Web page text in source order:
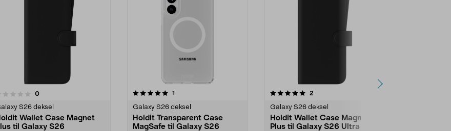
0anmeldelser
S26 deksel
Wallet Case Magnet
til Galaxy S26
5.0 av 5 stjerner 1
Galaxy S26 deksel
Holdit Transparent Case
MagSafe til Galaxy S26
5.0 av 5 stjerner 2
Galaxy S26 deksel
Holdit Wallet Case Magnet
Plus til Galaxy S26 Ultra
0.0 av 5 stjerner